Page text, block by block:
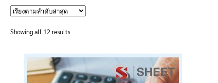
แจ้งชำระเงิน
ติดตามพัสดุ
Showing all 12 resultsSorted